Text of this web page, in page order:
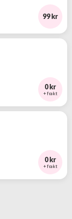
99 kr
0 kr
+ frakt
0 kr
+ frakt